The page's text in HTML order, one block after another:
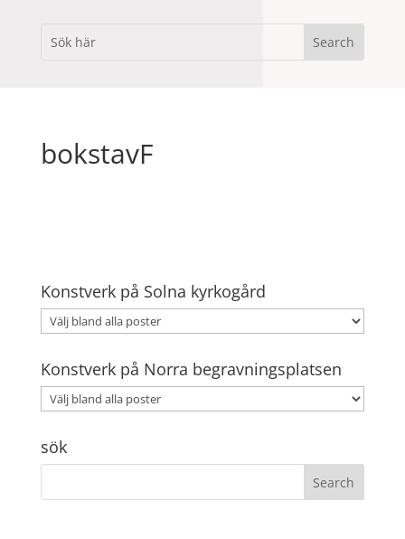
bokstavF
Konstverk på Solna kyrkogård
Konstverk på Norra begravningsplatsen
sök